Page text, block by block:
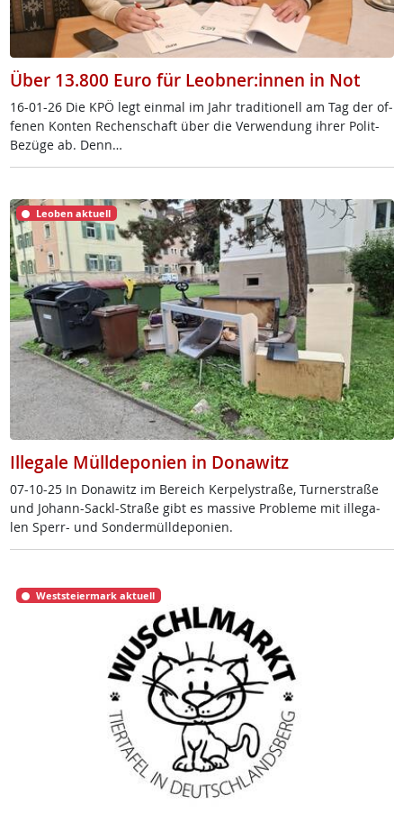
Über 13.800 Euro für Leobner:innen in Not
16-01-26 Die KPÖ legt ein­mal im Jahr tra­di­tio­nell am Tag der of­
fe­nen Kon­ten Re­chen­schaft über die Ver­wen­dung ih­rer Po­lit-
Be­zü­ge ab. Denn…
Leoben aktuell
Illegale Mülldeponien in Donawitz
07-10-25 In Do­na­witz im Be­reich Ker­pe­ly­stra­ße, Tur­ner­stra­ße
und Jo­hann-Sackl-Stra­ße gibt es mas­si­ve Pro­b­le­me mit il­le­ga­
len Sperr- und Son­der­müll­de­po­ni­en.
Weststeiermark aktuell